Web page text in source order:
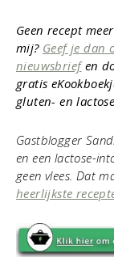
Geen recept
mij? Geef je dan
nieuwsbriefen
gratis
gluten- en
Gastblogger
en een lactose-
geen vlees. Dat
heerlijkste